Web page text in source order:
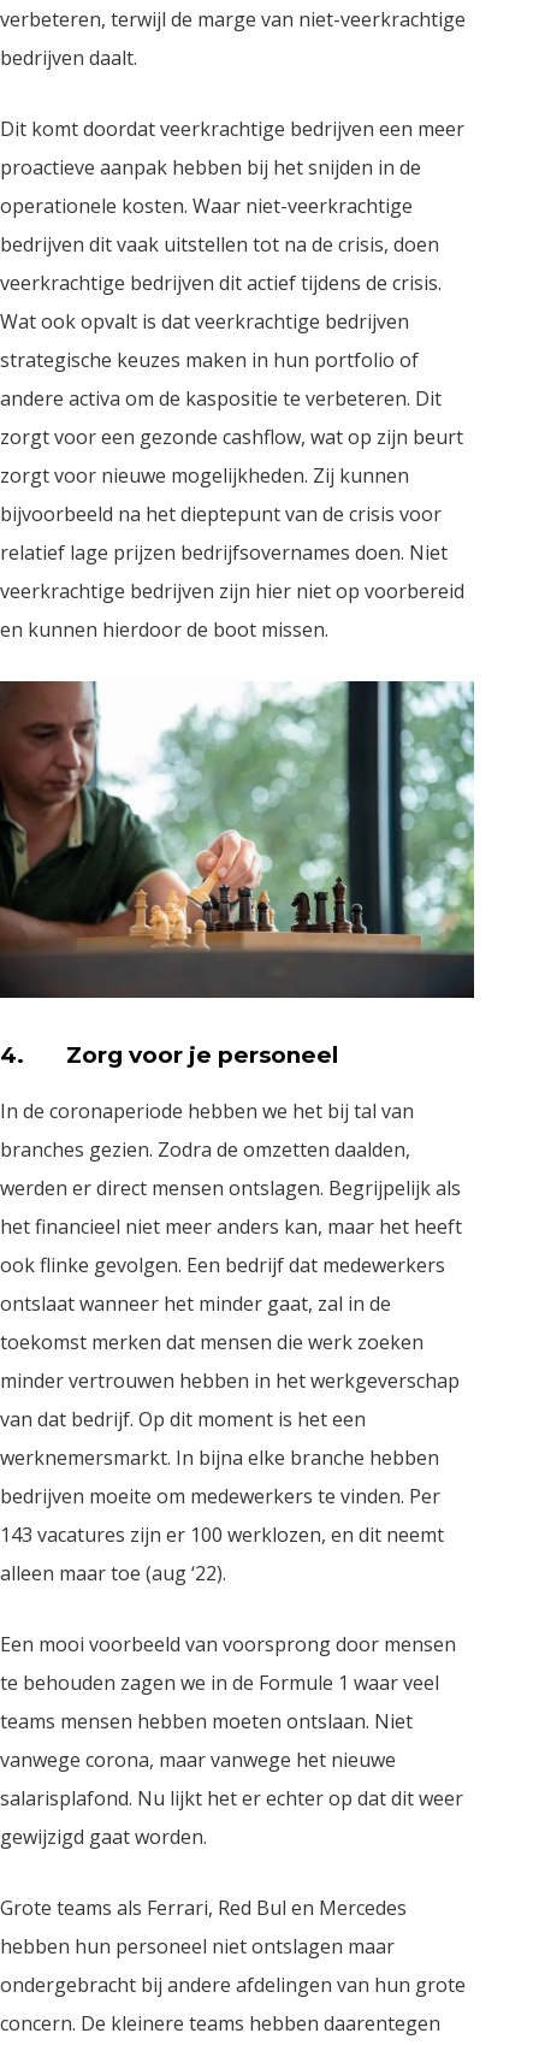
verbeteren, terwijl de marge van niet-veerkrachtige
bedrijven daalt.
Dit komt doordat veerkrachtige bedrijven een meer
proactieve aanpak hebben bij het snijden in de
operationele kosten. Waar niet-veerkrachtige
bedrijven dit vaak uitstellen tot na de crisis, doen
veerkrachtige bedrijven dit actief tijdens de crisis.
Wat ook opvalt is dat veerkrachtige bedrijven
strategische keuzes maken in hun portfolio of
andere activa om de kaspositie te verbeteren. Dit
zorgt voor een gezonde cashflow, wat op zijn beurt
zorgt voor nieuwe mogelijkheden. Zij kunnen
bijvoorbeeld na het dieptepunt van de crisis voor
relatief lage prijzen bedrijfsovernames doen. Niet
veerkrachtige bedrijven zijn hier niet op voorbereid
en kunnen hierdoor de boot missen.
4. Zorg voor je personeel
In de coronaperiode hebben we het bij tal van
branches gezien. Zodra de omzetten daalden,
werden er direct mensen ontslagen. Begrijpelijk als
het financieel niet meer anders kan, maar het heeft
ook flinke gevolgen. Een bedrijf dat medewerkers
ontslaat wanneer het minder gaat, zal in de
toekomst merken dat mensen die werk zoeken
minder vertrouwen hebben in het werkgeverschap
van dat bedrijf. Op dit moment is het een
werknemersmarkt. In bijna elke branche hebben
bedrijven moeite om medewerkers te vinden. Per
143 vacatures zijn er 100 werklozen, en dit neemt
alleen maar toe (aug ‘22).
Een mooi voorbeeld van voorsprong door mensen
te behouden zagen we in de Formule 1 waar veel
teams mensen hebben moeten ontslaan. Niet
vanwege corona, maar vanwege het nieuwe
salarisplafond. Nu lijkt het er echter op dat dit weer
gewijzigd gaat worden.
Grote teams als Ferrari, Red Bul en Mercedes
hebben hun personeel niet ontslagen maar
ondergebracht bij andere afdelingen van hun grote
concern. De kleinere teams hebben daarentegen